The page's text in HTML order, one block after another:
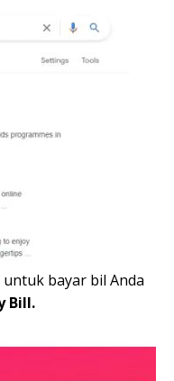
untuk bayar bil Anda
Bill.